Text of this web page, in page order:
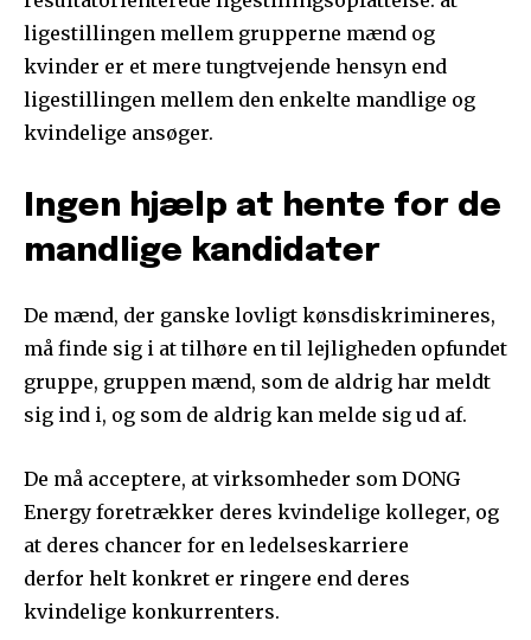
ligestillingen mellem grupperne mænd og
kvinder er et mere tungtvejende hensyn end
ligestillingen mellem den enkelte mandlige og
kvindelige ansøger.
Ingen hjælp at hente for de
mandlige kandidater
De mænd, der ganske lovligt kønsdiskrimineres,
må finde sig i at tilhøre en til lejligheden opfundet
gruppe, gruppen mænd, som de aldrig har meldt
sig ind i, og som de aldrig kan melde sig ud af.
De må acceptere, at virksomheder som DONG
Energy foretrækker deres kvindelige kolleger, og
at deres chancer for en ledelseskarriere
derfor helt konkret er ringere end deres
kvindelige konkurrenters.